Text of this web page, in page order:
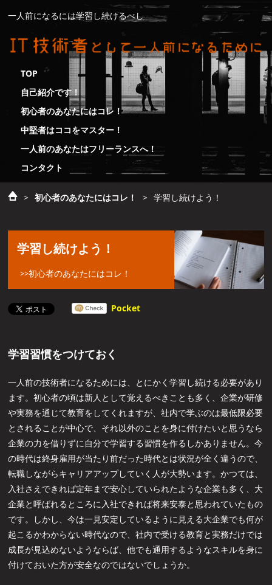
一人前になるには学習し続けるべし
TOP
自己紹介です！
初心者のあなたにはコレ！
中堅者はココをマスター！
一人前のあなたはフリーランスへ！
コンタクト
> 初心者のあなたにはコレ！ > 学習し続けよう！
学習し続けよう！
初心者のあなたにはコレ！
Pocket
学習習慣をつけておく
一人前の技術者になるためには、とにかく学習し続ける必要があり
ます。初心者の頃は新人として覚えるべきことも多く、企業が研修
や実務を通じて教育をしてくれますが、社内で学ぶのは最低限必要
とされることが中心で、それ以外のことを身に付けたいと思うなら
企業の力を借りずに自分で学習する習慣を作るしかありません。今
の時代は終身雇用が当たり前だった時代とは状況が全く違うので、
転職しながらキャリアアップしていく人が大勢います。かつては、
入社さえできれば定年まで安心していられたような企業も多く、大
企業と呼ばれるところに入社できれば将来安泰と思われていたもの
です。しかし、今は一見安定しているように見える大企業でも何が
起こるかわからない時代なので、社内で受ける教育と実務だけでは
成長が見込めないようならば、他でも通用するようなスキルを身に
付けておいた方が安全なのではないでしょうか。